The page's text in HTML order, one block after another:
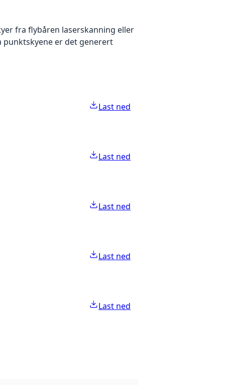
fra flybåren laserskanning eller
punktskyene er det generert
Last ned
Last ned
Last ned
Last ned
Last ned